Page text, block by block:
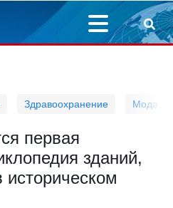
Здравоохранение Мода
первая
зданий,